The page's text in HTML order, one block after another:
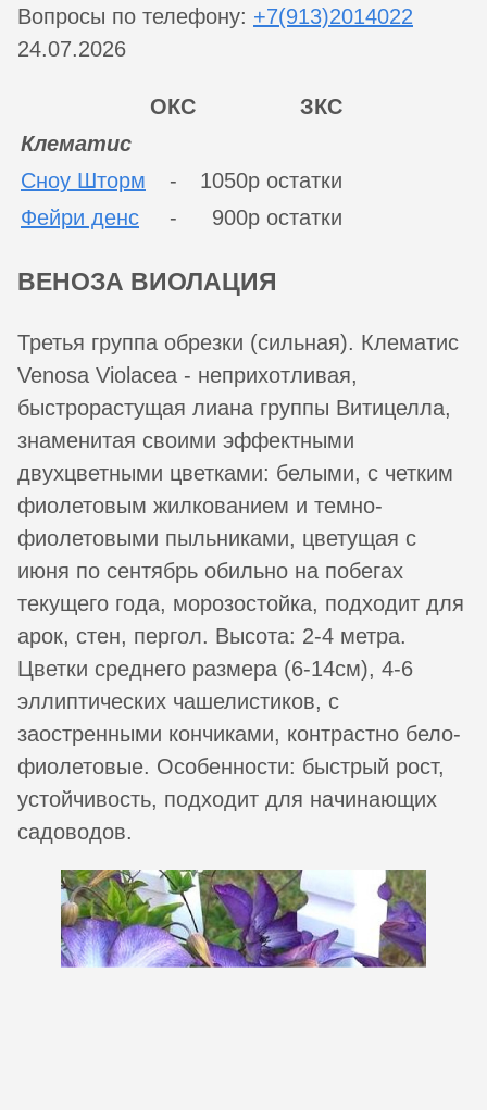
Вопросы по телефону: +7(913)2014022
24.07.2026
ОКС
ЗКС
Клематис
Сноу Шторм
-
1050р остатки
Фейри денс
- 900р остатки
ВЕНОЗА ВИОЛАЦИЯ
Третья группа обрезки (сильная). Клематис
Venosa Violacea - неприхотливая,
быстрорастущая лиана группы Витицелла,
знаменитая своими эффектными
двухцветными цветками: белыми, с четким
фиолетовым жилкованием и темно-
фиолетовыми пыльниками, цветущая с
июня по сентябрь обильно на побегах
текущего года, морозостойка, подходит для
арок, стен, пергол. Высота: 2-4 метра.
Цветки среднего размера (6-14см), 4-6
эллиптических чашелистиков, с
заостренными кончиками, контрастно бело-
фиолетовые. Особенности: быстрый рост,
устойчивость, подходит для начинающих
садоводов.